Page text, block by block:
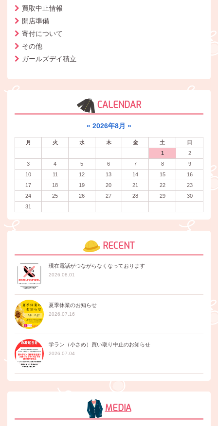
買取中止情報
開店準備
寄付について
その他
ガールズデイ積立
CALENDAR
« 2026年8月 »
月 火 水 木 金 土
日
1
2
3
4 5 6 7 8
9
10
11 12 13 14 15
16
17
18 19 20 21 22
23
24
25 26 27 28 29
30
31
RECENT
現在電話がつながらなくなっております
2026.08.01
夏季休業のお知らせ
2026.07.16
学ラン（小さめ）買い取り中止のお知らせ
2026.07.04
MEDIA